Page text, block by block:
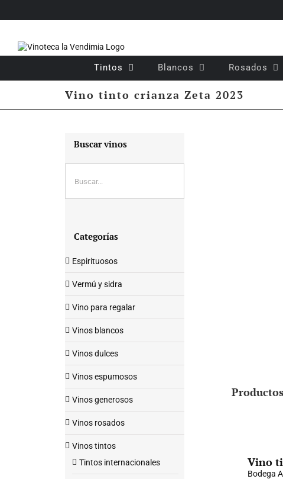
Tintos Blancos Rosados
Vino tinto crianza Zeta 2023
Vino
Bodega
Buscar vinos
Categorías
Espirituosos
Vermú y sidra
Vino para regalar
Vinos blancos
Vinos dulces
Vinos espumosos
Vinos generosos
Vinos rosados
Vinos tintos
Tintos internacionales